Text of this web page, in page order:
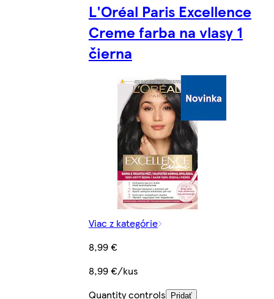
L'Oréal Paris Excellence
Creme farba na vlasy 1
čierna
Viac z kategórie
8,99 €
8,99 €/kus
Quantity controls
Pridať